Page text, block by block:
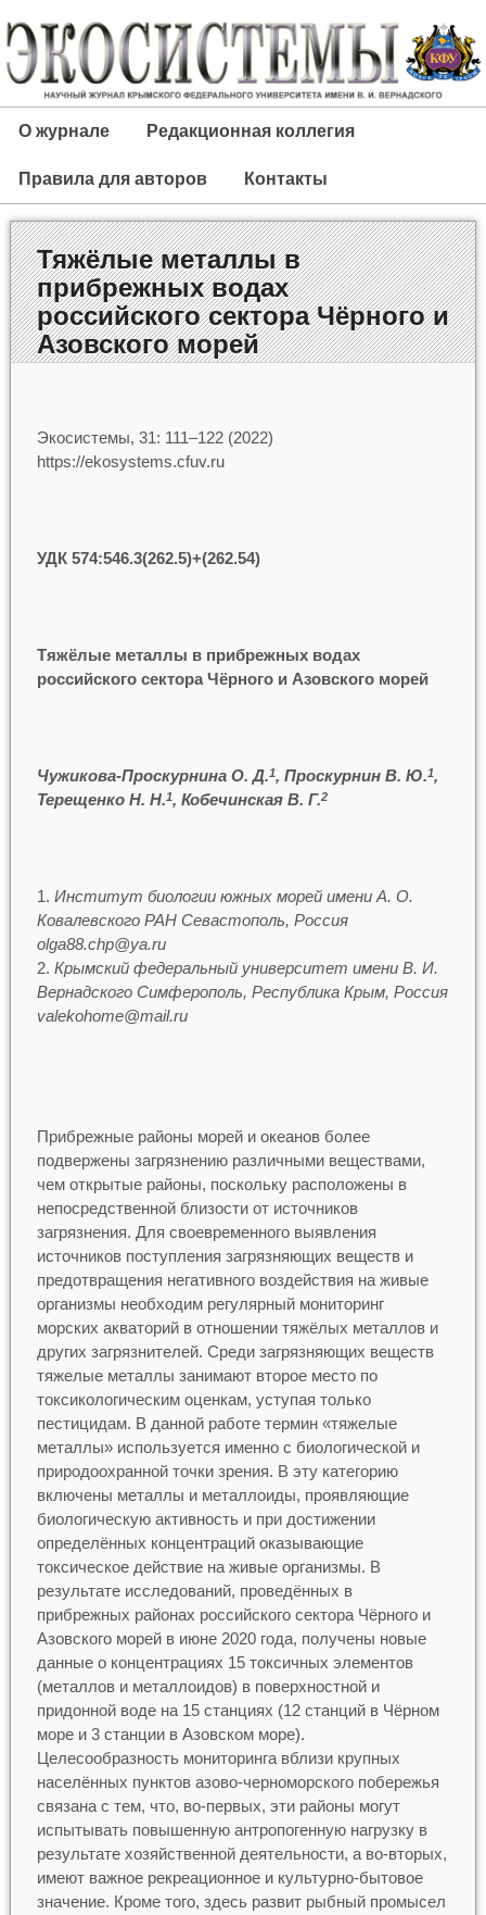
О журнале Редакционная коллегия
Правила для авторов Контакты
Тяжёлые металлы в
прибрежных водах
российского сектора Чёрного и
Азовского морей
Экосистемы, 31: 111–122 (2022)
https://ekosystems.cfuv.ru
УДК 574:546.3(262.5)+(262.54)
Тяжёлые металлы в прибрежных водах
российского сектора Чёрного и Азовского морей
Чужикова-Проскурнина О. Д.1, Проскурнин В. Ю.1,
Терещенко Н. Н.1, Кобечинская В. Г.2
Институт биологии южных морей имени А. О.
Ковалевского РАН Севастополь, Россия
olga88.chp@ya.ru
Крымский федеральный университет имени В. И.
Вернадского Симферополь, Республика Крым, Россия
valekohome@mail.ru
Прибрежные районы морей и океанов более
подвержены загрязнению различными веществами,
чем открытые районы, поскольку расположены в
непосредственной близости от источников
загрязнения. Для своевременного выявления
источников поступления загрязняющих веществ и
предотвращения негативного воздействия на живые
организмы необходим регулярный мониторинг
морских акваторий в отношении тяжёлых металлов и
других загрязнителей. Среди загрязняющих веществ
тяжелые металлы занимают второе место по
токсикологическим оценкам, уступая только
пестицидам. В данной работе термин «тяжелые
металлы» используется именно с биологической и
природоохранной точки зрения. В эту категорию
включены металлы и металлоиды, проявляющие
биологическую активность и при достижении
определённых концентраций оказывающие
токсическое действие на живые организмы. В
результате исследований, проведённых в
прибрежных районах российского сектора Чёрного и
Азовского морей в июне 2020 года, получены новые
данные о концентрациях 15 токсичных элементов
(металлов и металлоидов) в поверхностной и
придонной воде на 15 станциях (12 станций в Чёрном
море и 3 станции в Азовском море).
Целесообразность мониторинга вблизи крупных
населённых пунктов азово-черноморского побережья
связана с тем, что, во-первых, эти районы могут
испытывать повышенную антропогенную нагрузку в
результате хозяйственной деятельности, а во-вторых,
имеют важное рекреационное и культурно-бытовое
значение. Кроме того, здесь развит рыбный промысел